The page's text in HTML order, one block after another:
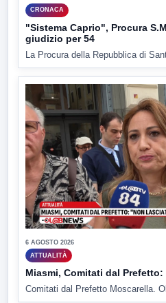
CRONACA
"Sistema Caprio", Procura
giudizio per 54
La Procura della Repubblica di
6 AGOSTO 2026
ATTUALITÀ
Miasmi, Comitati dal
Comitati dal Prefetto Moscarella.